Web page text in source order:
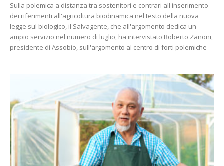
Sulla polemica a distanza tra sostenitori e contrari all'inserimento
dei riferimenti all'agricoltura biodinamica nel testo della nuova
legge sul biologico, il Salvagente, che all'argomento dedica un
ampio servizio nel numero di luglio, ha intervistato Roberto Zanoni,
presidente di Assobio, sull'argomento al centro di forti polemiche